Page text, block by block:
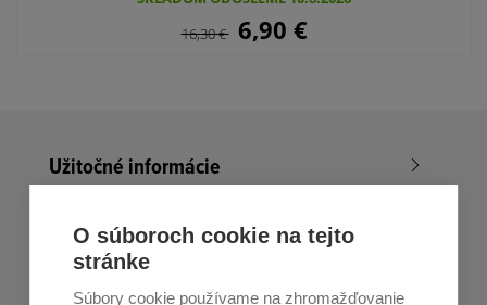
16,30€ 6,90 €
Užitočné informácie
Nákup v All4Men.sk
Zákaznícky servis
O súboroch cookie na tejto
stránke
Súbory cookie používame na zhromažďovanie